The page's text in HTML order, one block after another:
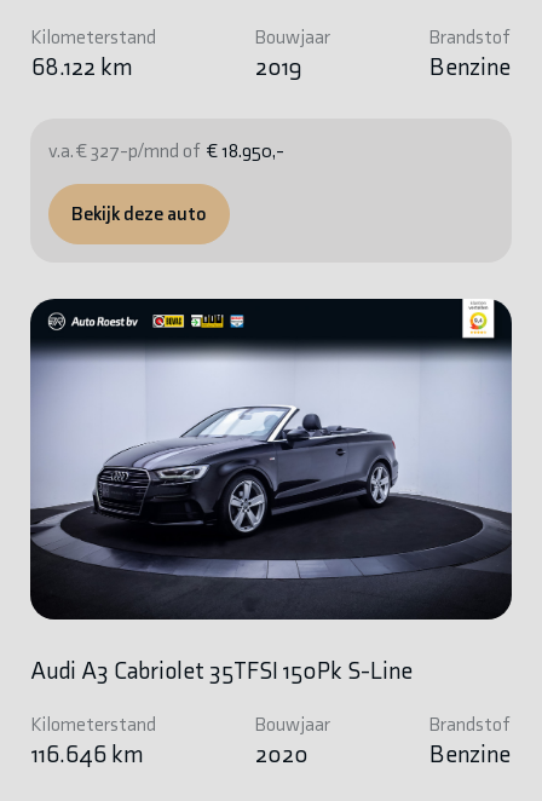
Kilometerstand
68.122 km
Bouwjaar
2019
Brandstof
Benzine
v.a. € 327-p/mnd of € 18.950,-
Bekijk deze auto
Audi A3 Cabriolet 35TFSI 150Pk S-Line
Kilometerstand
116.646 km
Bouwjaar
2020
Brandstof
Benzine